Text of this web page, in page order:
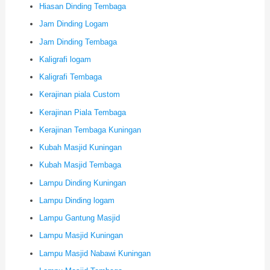
Hiasan Dinding Tembaga
Jam Dinding Logam
Jam Dinding Tembaga
Kaligrafi logam
Kaligrafi Tembaga
Kerajinan piala Custom
Kerajinan Piala Tembaga
Kerajinan Tembaga Kuningan
Kubah Masjid Kuningan
Kubah Masjid Tembaga
Lampu Dinding Kuningan
Lampu Dinding logam
Lampu Gantung Masjid
Lampu Masjid Kuningan
Lampu Masjid Nabawi Kuningan